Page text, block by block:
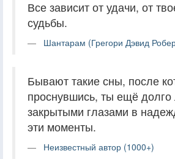
Все зависит от удачи, от
судьбы.
Шантарам (Грегори Дэвид
Бывают такие сны, после
проснувшись, ты ещё
закрытыми глазами в
эти моменты.
Неизвестный автор (1000+)